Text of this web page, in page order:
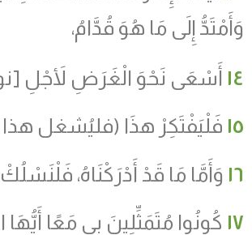
وَأَمْتَدُّ إِلَى مَا هُوَ قُدَّامُ،
١٤ أَسْعَى نَحْوَ الْغَرَضِ لأَجْلِ
١٥ فَلْيَفْتَكِرْ هذَا (فليُشغل هذا
١٦ وَأَمَّا مَا قَدْ أَدْرَكْنَاهُ،
١٧ كُونُوا مُتَمَثِّلِينَ بِي مَعًا